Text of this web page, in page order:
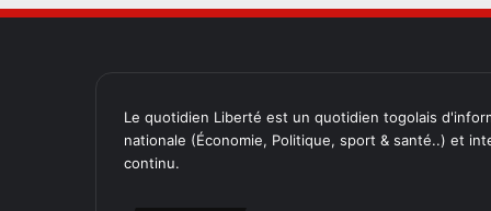
Le quotidien Liberté est un quotidien togolais
nationale (Économie, Politique, sport & santé..) et
continu.